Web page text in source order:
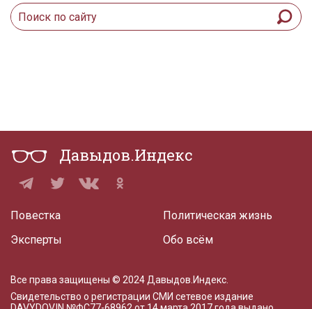
Давыдов.Индекс
Повестка
Эксперты
Политическая жизнь
Обо всём
Все права защищены © 2024 Давыдов.Индекс.
Свидетельство о регистрации СМИ сетевое издание